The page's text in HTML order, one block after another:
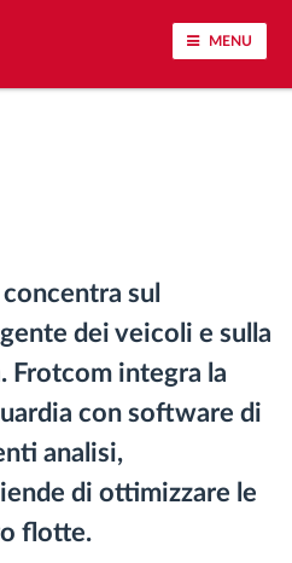
MENU
di guida
sul
dei veicoli e sulla
Frotcom integra la
con software di
analisi,
di ottimizzare le
flotte.